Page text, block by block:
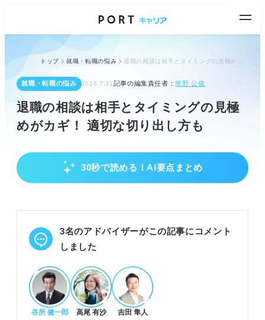
トップ 就職・転職の悩み
就職・転職の悩み 2026.7.31記事の編集責任者：熊野 公俊
退職の相談は相手とタイミングの見極
めがカギ！ 適切な切り出し方も
30秒で読める！AI要点まとめ
退職を悩んでいるなら相談相手選びが重要
相談相手を間違えると情報が広まるリスクがある。
POINT：自分の状況に合った相手を選び、納得でき
退職決定後の上司への伝え方と円満退職のコツ
3名のアドバイザーがこの記事にコメント
しました
谷所 健一郎 高尾 有沙 吉田 隼人